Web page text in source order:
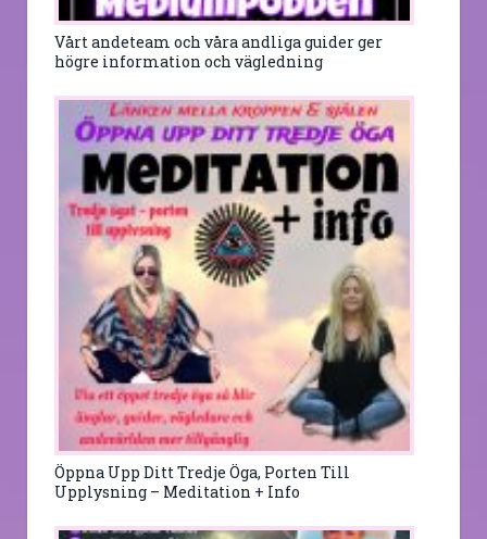
Vårt andeteam och våra andliga guider ger
högre information och vägledning
Öppna Upp Ditt Tredje Öga, Porten Till
Upplysning – Meditation + Info